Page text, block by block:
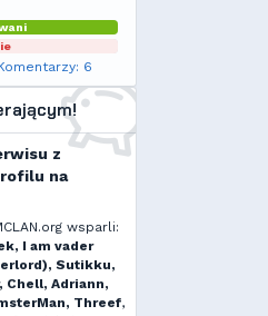
6
z
na
wsparli:
I am vader
Sutikku,
Chell, Adriann,
Threef,